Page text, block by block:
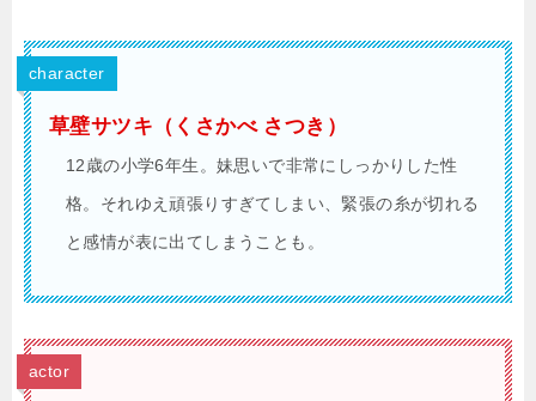
character
草壁サツキ（くさかべ さつき）
12歳の小学6年生。妹思いで非常にしっかりした性
格。それゆえ頑張りすぎてしまい、緊張の糸が切れる
と感情が表に出てしまうことも。
actor